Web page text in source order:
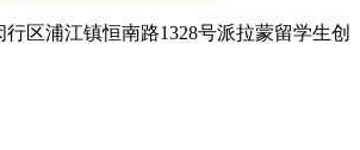
区浦江镇恒南路1328号派拉蒙留学生创